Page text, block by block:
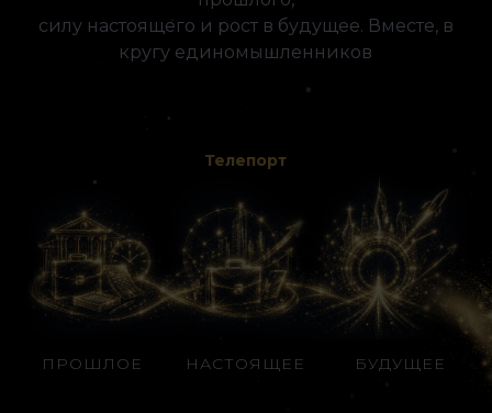
силу настоящего и рост в будущее. Вместе, в
кругу единомышленников
Телепорт
ПРОШЛОЕ НАСТОЯЩЕЕ БУДУЩЕЕ